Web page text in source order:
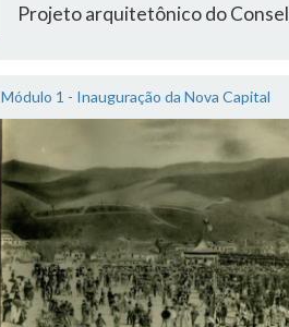
Projeto arquitetônico do
Módulo 1 - Inauguração da Nova Capital